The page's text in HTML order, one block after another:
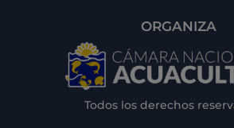
ORGANIZA
Todos los derechos